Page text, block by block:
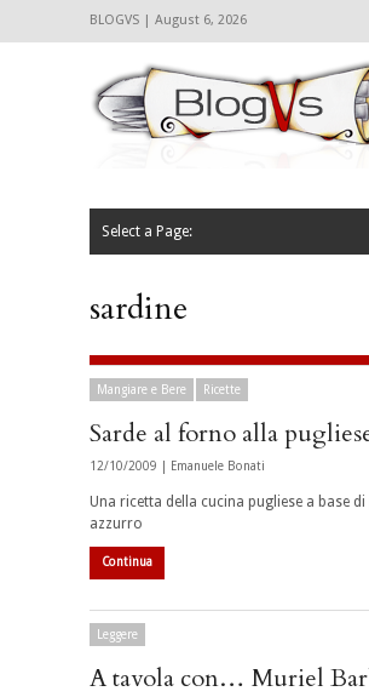
BLOGVS | August 6, 2026
Select a Page:
sardine
Mangiare e Bere Ricette
Sarde al forno alla
12/10/2009 | Emanuele Bonati
Una ricetta della cucina pugliese a base di
azzurro
Continua
Leggere
A tavola con… Muriel